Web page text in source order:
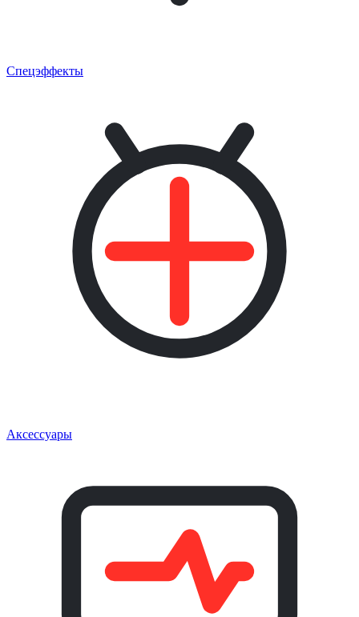
Спецэффекты
Аксессуары